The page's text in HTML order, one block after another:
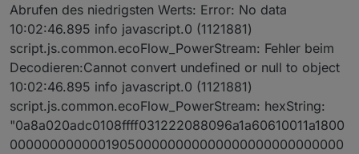
Abrufen des niedrigsten Werts: Error: No data
10:02:46.895 info javascript.0 (1121881)
script.js.common.ecoFlow_PowerStream: Fehler beim
Decodieren:Cannot convert undefined or null to object
10:02:46.895 info javascript.0 (1121881)
script.js.common.ecoFlow_PowerStream: hexString:
"0a8a020adc0108ffff031222088096a1a60610011a1800
000000000000190500000000000000000000000000